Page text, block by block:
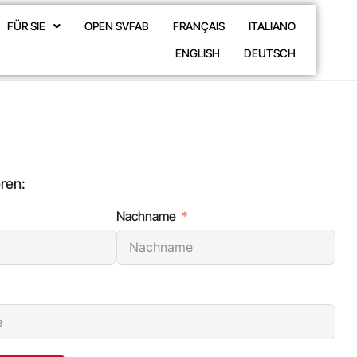
FÜR SIE OPEN SVFAB FRANÇAIS
ITALIANO
ENGLISH
DEUTSCH
Nachname